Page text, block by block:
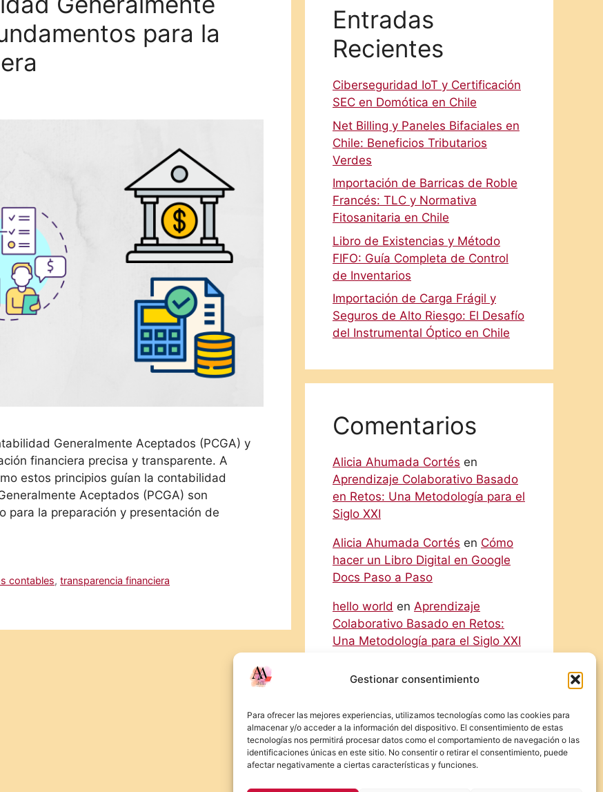
Gestionar consentimiento
Para ofrecer las mejores experiencias, utilizamos tecnologías como las cookies para
almacenar y/o acceder a la información del dispositivo. El consentimiento de estas
tecnologías nos permitirá procesar datos como el comportamiento de navegación o las
identificaciones únicas en este sitio. No consentir o retirar el consentimiento, puede
afectar negativamente a ciertas características y funciones.
para la
Generalmente Aceptados (PCGA) y
financiera precisa y transparente. A
estos principios guían la contabilidad
Aceptados (PCGA) son
para la preparación y presentación de
contables,transparencia financiera
Entradas
Recientes
Ciberseguridad IoT y Certificación
SEC en Domótica en Chile
Net Billing y Paneles Bifaciales en
Chile: Beneficios Tributarios
Verdes
Importación de Barricas de Roble
Francés: TLC y Normativa
Fitosanitaria en Chile
Libro de Existencias y Método
FIFO: Guía Completa de Control
de Inventarios
Importación de Carga Frágil y
Seguros de Alto Riesgo: El Desafío
del Instrumental Óptico en Chile
Comentarios
Alicia Ahumada Cortés en
Aprendizaje Colaborativo Basado
en Retos: Una Metodología para el
Siglo XXI
Alicia Ahumada Cortés en Cómo
hacer un Libro Digital en Google
Docs Paso a Paso
hello world en Aprendizaje
Colaborativo Basado en Retos:
Una Metodología para el Siglo XXI
Digital en Google Docs Paso a
Eliecer Campos Cárdenasen
Diferencias y Relaciones entre las
NIC y las NIIF: Una Guía Detallada